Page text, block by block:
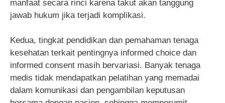
manfaat secara rinci karena takut akan tanggung
jawab hukum jika terjadi komplikasi.
Kedua, tingkat pendidikan dan pemahaman tenaga
kesehatan terkait pentingnya informed choice dan
informed consent masih bervariasi. Banyak tenaga
medis tidak mendapatkan pelatihan yang memadai
dalam komunikasi dan pengambilan keputusan